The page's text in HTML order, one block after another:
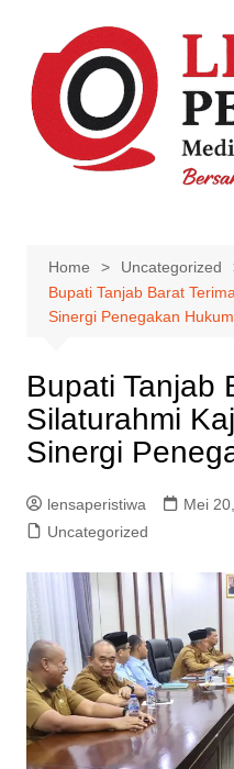
content
Home
Uncategorized
Bupati Tanjab Barat
Sinergi Penegakan Hukum
Bupati Tanjab
Silaturahmi
Sinergi
lensaperistiwa Mei
Uncategorized